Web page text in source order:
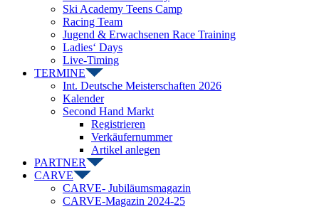
Ski Academy Teens Camp
Racing Team
Jugend & Erwachsenen Race Training
Ladies‘ Days
Live-Timing
TERMINE
Int. Deutsche Meisterschaften 2026
Kalender
Second Hand Markt
Registrieren
Verkäufernummer
Artikel anlegen
PARTNER
CARVE
CARVE- Jubiläumsmagazin
CARVE-Magazin 2024-25